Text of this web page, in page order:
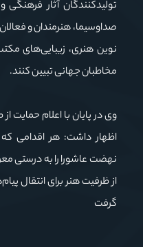
تولیدکنندگان آثار
صداوسیما، هنرمندان و
نوین هنری، زیبایی‌های
مخاطبان جهانی تبیین کنند.
وی در پایان با اعلام حمایت
اظهار داشت: هر اقدامی
نهضت عاشورا را به درستی
از ظرفیت هنر برای انتقال
گرفت